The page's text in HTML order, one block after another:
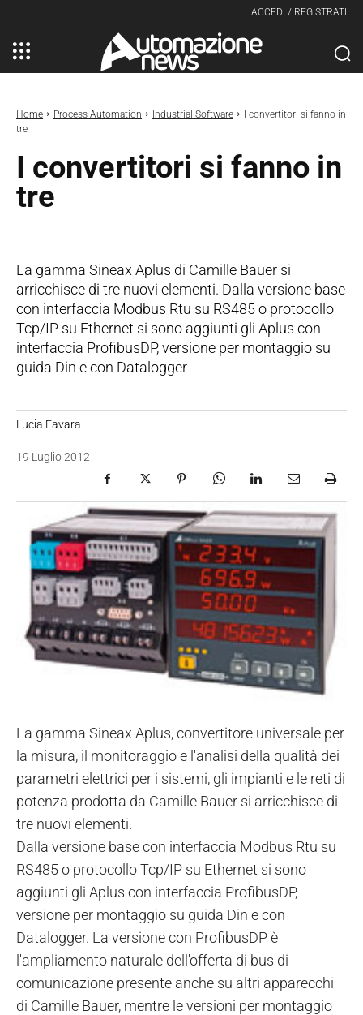
ACCEDI / REGISTRATI
Home Process Automation Industrial Software
I convertitori si fanno in
tre
I convertitori si fanno in
tre
La gamma Sineax Aplus di Camille Bauer si
arricchisce di tre nuovi elementi. Dalla versione base
con interfaccia Modbus Rtu su RS485 o protocollo
Tcp/IP su Ethernet si sono aggiunti gli Aplus con
interfaccia ProfibusDP, versione per montaggio su
guida Din e con Datalogger
Lucia Favara
19 Luglio 2012
La gamma Sineax Aplus, convertitore universale per
la misura, il monitoraggio e l'analisi della qualità dei
parametri elettrici per i sistemi, gli impianti e le reti di
potenza prodotta da Camille Bauer si arricchisce di
tre nuovi elementi.
Dalla versione base con interfaccia Modbus Rtu su
RS485 o protocollo Tcp/IP su Ethernet si sono
aggiunti gli Aplus con interfaccia ProfibusDP,
versione per montaggio su guida Din e con
Datalogger. La versione con ProfibusDP è
l'ampliamento naturale dell'offerta di bus di
comunicazione presente anche su altri apparecchi
di Camille Bauer, mentre le versioni per montaggio